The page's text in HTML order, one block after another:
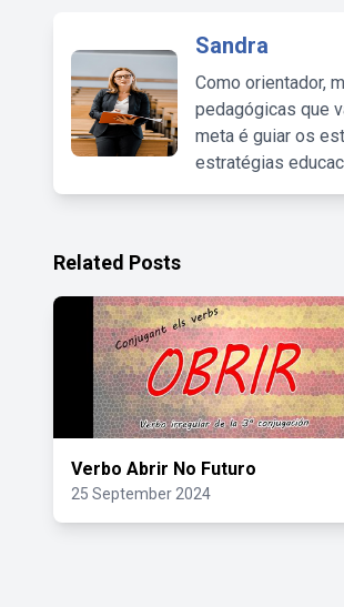
Sandra
Como orientador,
pedagógicas que
meta é guiar os
estratégias
Related Posts
Verbo Abrir No Futuro
25 September 2024